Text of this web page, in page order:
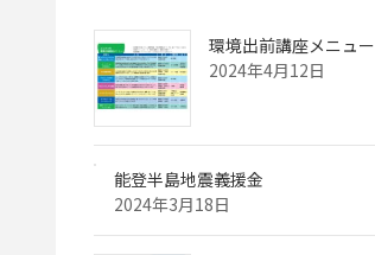
環境出前講座メニュー
2024年4月12日
能登半島地震義援金
2024年3月18日